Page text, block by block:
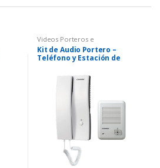
Videos Porteros e
Intercomunicadores
Kit de Audio Portero –
Teléfono y Estación de